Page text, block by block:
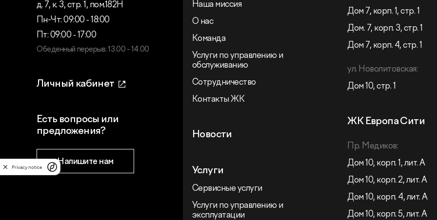
д. 7, к. 3, стр. 1, пом.182Н
Пн-Чт: 09:00 ‑ 18:00
Пт: 09:00 ‑ 17:00
Обеденный перерыв: 13.00 - 14.00
Личный кабинет
Есть вопросы или
предложения?
Напишите нам
Наша миссия
О нас
Команда
Услуги по управлению и
обслуживанию
Сотрудничество
Контакты ЖК
Новости
Услуги
Сервисные услуги
Услуги по управлению и
эксплуатации
Дом 7, корп. 1, стр. 1
Дом. 7, корп. 3, стр. 1
Дом 7, корп. 4, стр. 1
ул. Новолитовская:
Дом 10, стр. 1
ЖК Европа Сити
Пр. Медиков:
Дом 10, корп. 1, лит. А
Дом 10, корп. 2, лит. А
Дом 10, корп. 4, лит. А
Дом 10, корп. 5, лит. А
Privacy notice